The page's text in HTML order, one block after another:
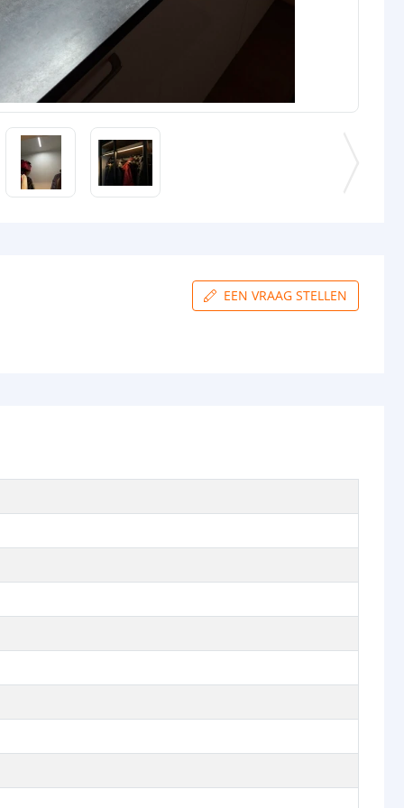
EEN VRAAG STELLEN